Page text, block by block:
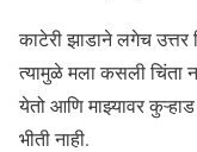
काटेरी झाडाने लगेच उत्तर
त्यामुळे मला कसली चिंता
येतो आणि माझ्यावर
भीती नाही.